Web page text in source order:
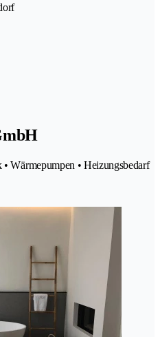
Wärmepumpen • Heizungsbedarf